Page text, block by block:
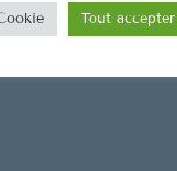
Tout accepter